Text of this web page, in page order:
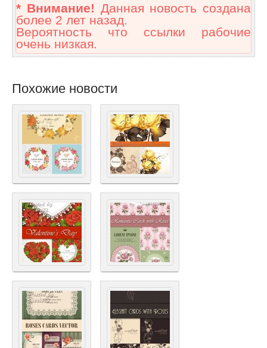
* Внимание! Данная новость создана
более 2 лет назад.
Вероятность что ссылки рабочие
очень низкая.
Похожие новости